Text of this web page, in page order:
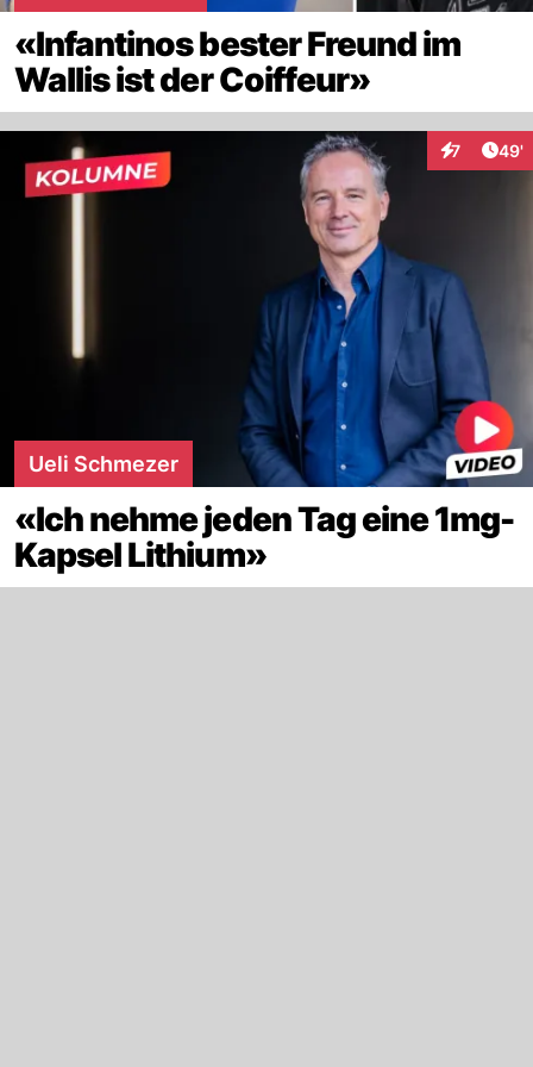
«Infantinos bester Freund im
Wallis ist der Coiffeur»
7 49'
Ueli Schmezer
«Ich nehme jeden Tag eine 1mg-
Kapsel Lithium»